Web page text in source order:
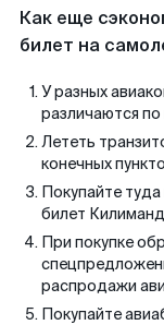
Как еще
билет на
У разных
различаются по
Лететь
конечных
Покупайте
билет
При покупке
распродажи
Покупайте